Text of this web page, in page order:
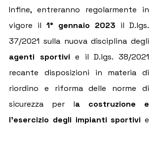
Infine, entreranno regolarmente in
vigore il 1° gennaio 2023 il D.lgs.
agenti sportivi e il D.lgs. 38/2021
recante disposizioni in materia di
riordino e riforma delle norme di
sicurezza per la costruzione e
l'esercizio degli impianti sportivi e